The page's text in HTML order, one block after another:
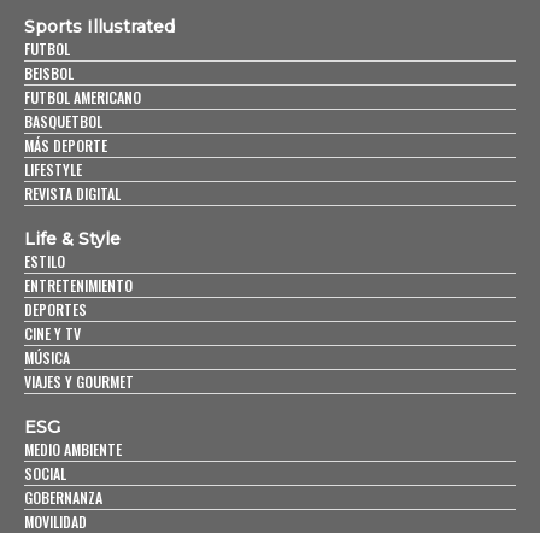
Sports Illustrated
FUTBOL
BEISBOL
FUTBOL AMERICANO
BASQUETBOL
MÁS DEPORTE
LIFESTYLE
REVISTA DIGITAL
Life & Style
ESTILO
ENTRETENIMIENTO
DEPORTES
CINE Y TV
MÚSICA
VIAJES Y GOURMET
ESG
MEDIO AMBIENTE
SOCIAL
GOBERNANZA
MOVILIDAD